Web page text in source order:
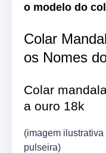
o modelo do
Colar
os Nomes
Colar
a ouro 18k
(imagem
pulseira)